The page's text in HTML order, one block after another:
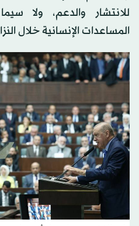
للانتشار والدعم، ولا
المساعدات الإنسانية خلال